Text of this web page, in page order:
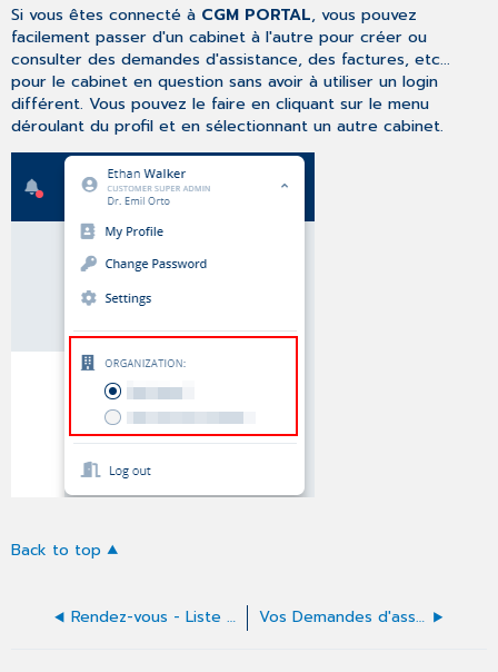
Si vous êtes connecté à CGM PORTAL, vous pouvez
facilement passer d'un cabinet à l'autre pour créer ou
consulter des demandes d'assistance, des factures, etc...
pour le cabinet en question sans avoir à utiliser un login
différent. Vous pouvez le faire en cliquant sur le menu
déroulant du profil et en sélectionnant un autre cabinet.
Back to top
Rendez-vous - Liste des rendez-vous dans le profil Vos Demandes d'assistance - Liste des demandes dans le profil